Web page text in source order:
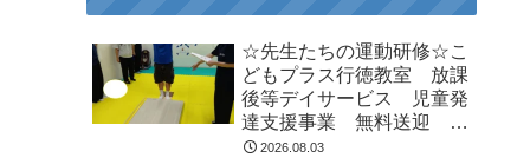
☆先生たちの運動研修☆こ
どもプラス行徳教室 放課
後等デイサービス 児童発
達支援事業 無料送迎
ADHD 自閉症 発達障が
2026.08.03